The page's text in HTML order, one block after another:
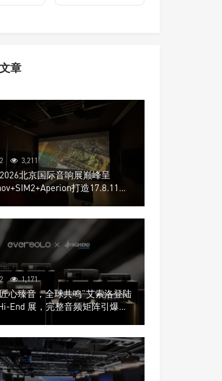
章
3,211
北京国际音响展巅峰呈
打造17.8.11声
1,171
心臻音，全球共鸣”艾索洛登陆
End 展，完整音频矩阵引爆关